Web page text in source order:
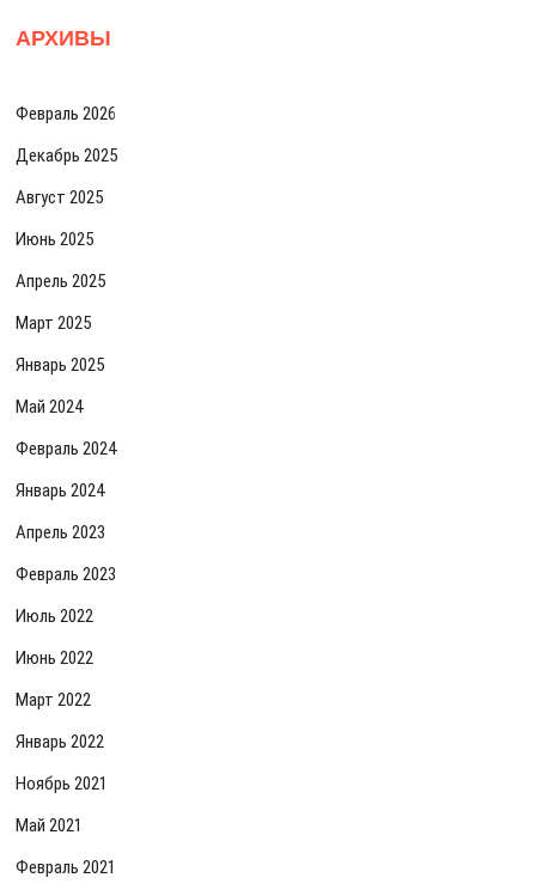
АРХИВЫ
Февраль 2026
Декабрь 2025
Август 2025
Июнь 2025
Апрель 2025
Март 2025
Январь 2025
Май 2024
Февраль 2024
Январь 2024
Апрель 2023
Февраль 2023
Июль 2022
Июнь 2022
Март 2022
Январь 2022
Ноябрь 2021
Май 2021
Февраль 2021